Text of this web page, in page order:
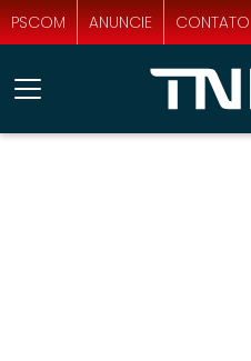
PSCOM ANUNCIE CONTATO